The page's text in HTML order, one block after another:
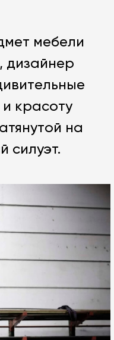
мебели
дизайнер
красоту
на
силуэт.